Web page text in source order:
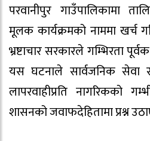
परवानीपुर गाउँपालिकामा
मूलक कार्यक्रमको नाममा खर्च
भ्रष्टाचार सरकारले गम्भिरता
यस घटनाले सार्वजनिक सेवा
लापरवाहीप्रति नागरिकको
शासनको जवाफदेहितामा प्रश्न